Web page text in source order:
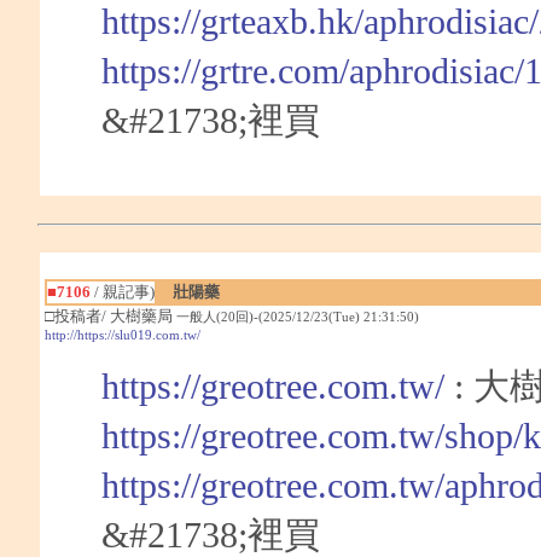
https://grteaxb.hk/
https://grtre.com/aphrodisiac/
&#21738;裡買
■7106 / 親記事)
壯陽藥
□投稿者/ 大樹藥局 一般人(20回)-(2025/12/23(Tue) 21:31:50)
http://https://slu019.com.tw/
https://greotree.com.tw/: 大
https://greotree.com.tw/shop/
https://greotree.com.tw/
&#21738;裡買